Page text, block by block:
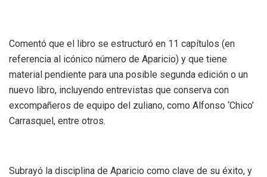
Comentó que el libro se estructuró en 11 capítulos (en
referencia al icónico número de Aparicio) y que tiene
material pendiente para una posible segunda edición o un
nuevo libro, incluyendo entrevistas que conserva con
excompañeros de equipo del zuliano, como Alfonso ‘Chico’
Carrasquel, entre otros.
Subrayó la disciplina de Aparicio como clave de su éxito, y